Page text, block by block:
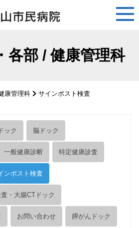
各部 / 健康管理科
康管理科 サインポスト検査
ック 脳ドック
一般健康診断 特定健康診査
ンポスト検査
・大腸CTドック
お問い合わせ 膵がんドック